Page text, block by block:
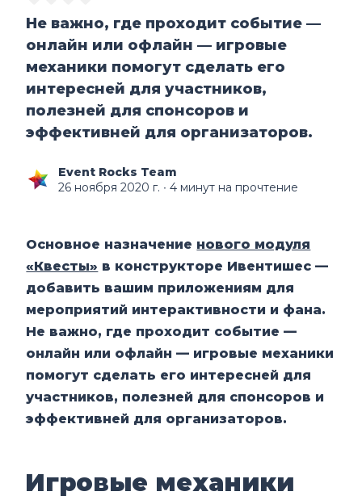
Не важно, где проходит событие —
онлайн или офлайн — игровые
механики помогут сделать его
интересней для участников,
полезней для спонсоров и
эффективней для организаторов.
Event Rocks Team
26 ноября 2020 г. ∙ 4 минут на прочтение
Основное назначение нового модуля
«Квесты» в конструкторе Ивентишес —
добавить вашим приложениям для
мероприятий интерактивности и фана.
Не важно, где проходит событие —
онлайн или офлайн — игровые механики
помогут сделать его интересней для
участников, полезней для спонсоров и
эффективней для организаторов.
Игровые механики